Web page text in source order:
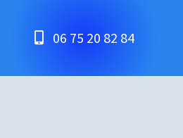
06 75 20 82 84